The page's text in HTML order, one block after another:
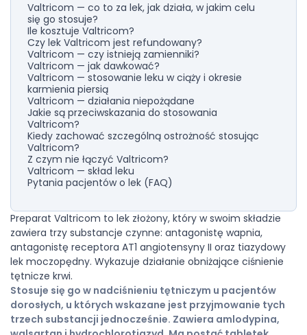
Preparat Valtricom to lek złożony, który w swoim składzie
zawiera trzy substancje czynne: antagonistę wapnia,
antagonistę receptora AT1 angiotensyny II oraz tiazydowy
lek moczopędny. Wykazuje działanie obniżające ciśnienie
tętnicze krwi.
Stosuje się go w nadciśnieniu tętniczym u pacjentów
dorosłych, u których wskazane jest przyjmowanie tych
trzech substancji jednocześnie. Zawiera amlodypina,
Valtricom — co to za lek, jak działa, w jakim celu
się go stosuje?
Ile kosztuje Valtricom?
Czy lek Valtricom jest refundowany?
Valtricom — czy istnieją zamienniki?
Valtricom — jak dawkować?
Valtricom — stosowanie leku w ciąży i okresie
karmienia piersią
Valtricom — działania niepożądane
Jakie są przeciwskazania do stosowania
Valtricom?
Kiedy zachować szczególną ostrożność stosując
Valtricom?
Z czym nie łączyć Valtricom?
Valtricom — skład leku
Pytania pacjentów o lek (FAQ)